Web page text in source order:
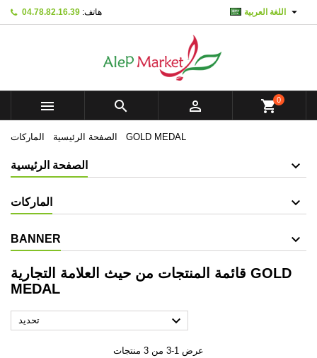
هاتف: 04.78.82.16.39 اللغة العربية 
   shopping_cart0
الصفحة الرئيسية الماركات GOLD MEDAL
الصفحة الرئيسية
الماركات
BANNER
قائمة المنتجات من حيث العلامة التجارية GOLD
MEDAL
تحديد 
عرض 1-3 من 3 منتجات
Mes listes d'envies ×
Créer une nouvelle liste
((modalTitle)) ×
((confirmMessage))
((cancelText)) ((modalDeleteText))
Create wishlist ×
إلغاء
تسجيل الدخول ×
You need to be logged in to save products in your
إلغاء تسجيل الدخول